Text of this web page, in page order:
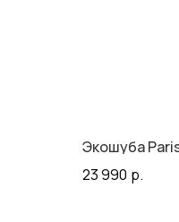
Экошуба
23 990 р.